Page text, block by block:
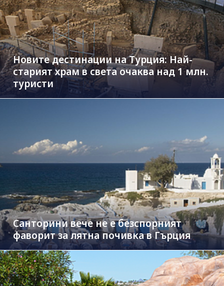
Новите дестинации на Турция: Най-
старият храм в света очаква над 1 млн.
туристи
Санторини вече не е безспорният
фаворит за лятна почивка в Гърция